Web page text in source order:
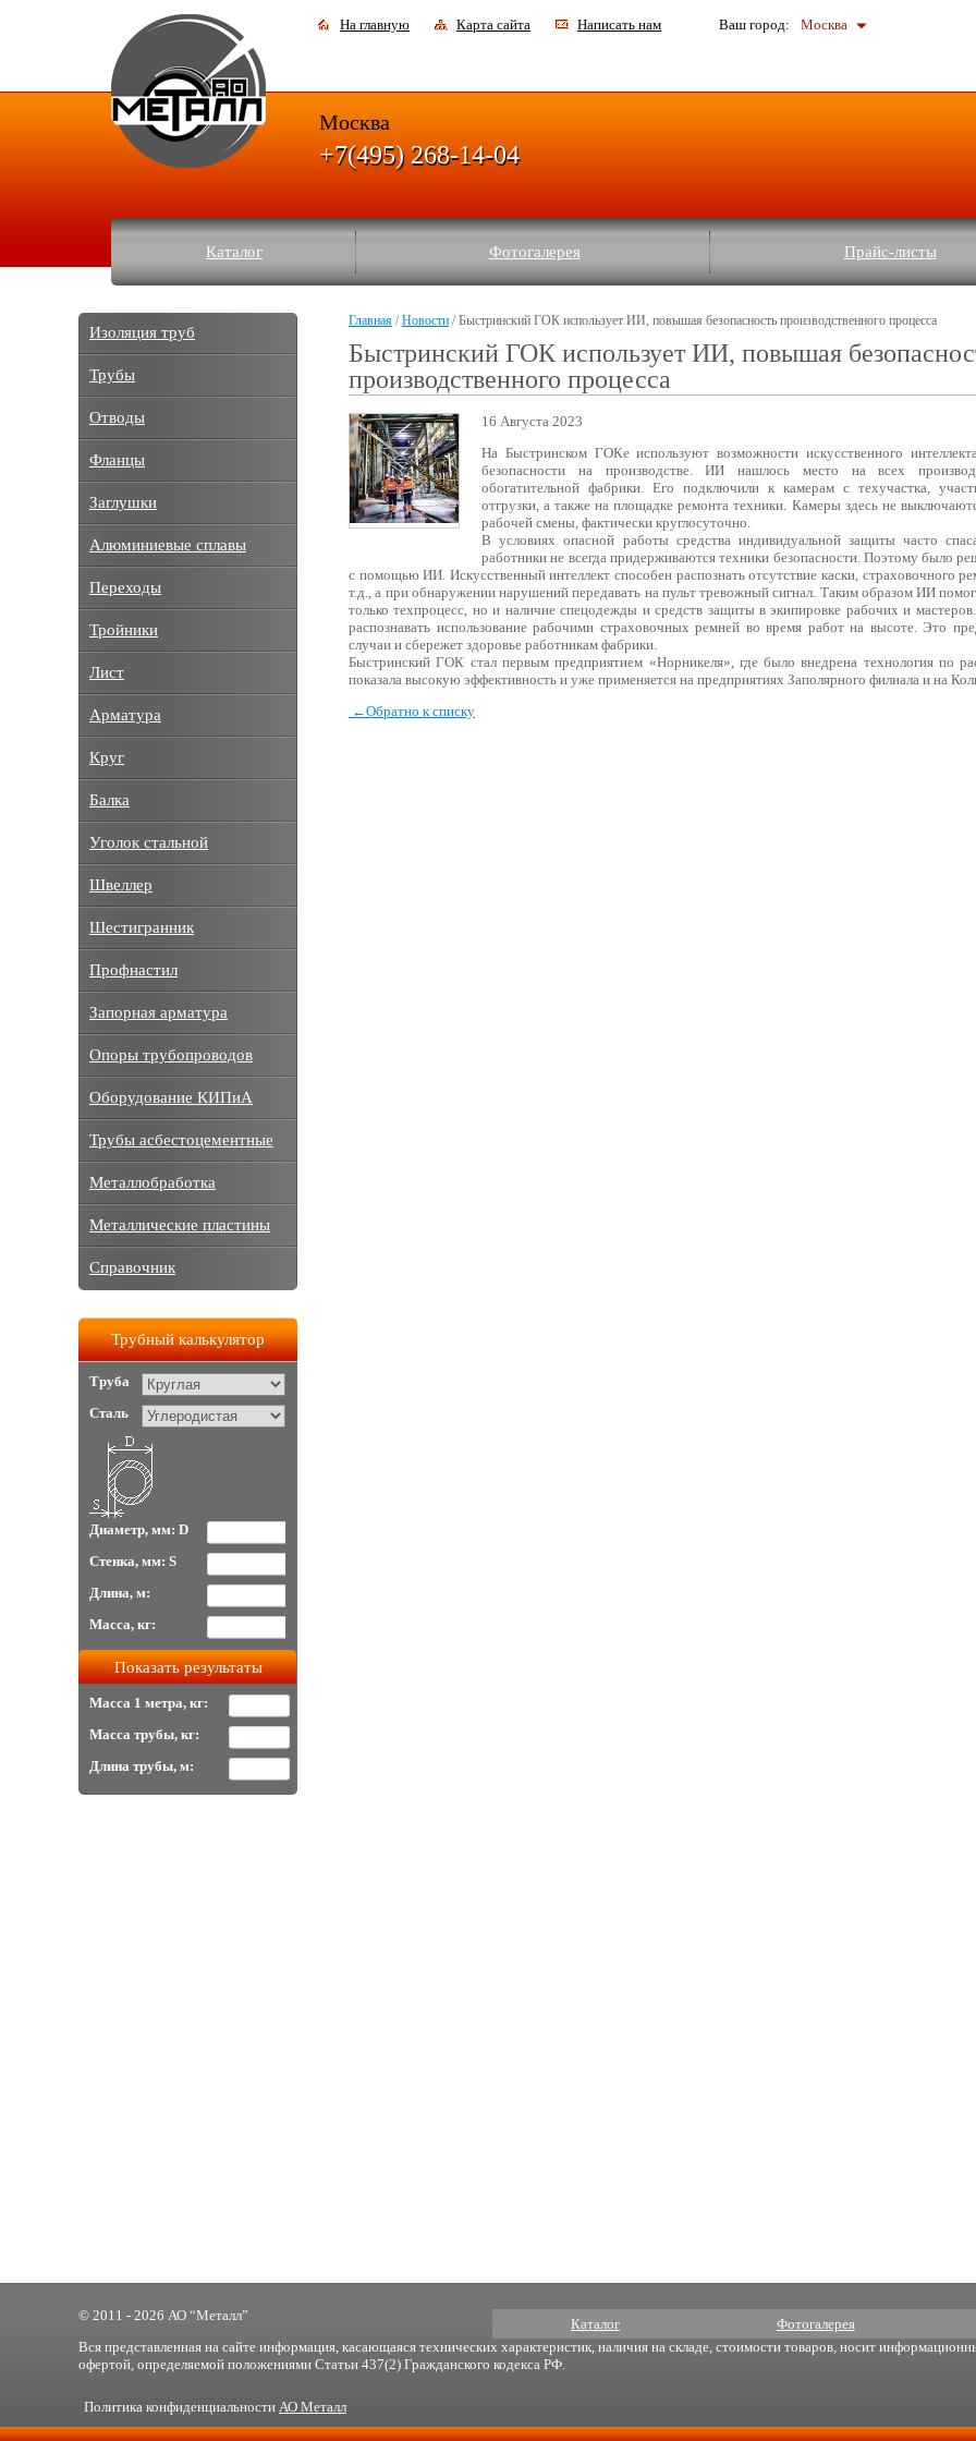
На главную Карта сайта Написать нам Ваш город: Москва
Каталог Фотогалерея Прайс-листы
Москва
+7(495) 268-14-04
Главная /Новости / Быстринский ГОК использует ИИ, повышая безопасность производственного процесса
Быстринский ГОК использует ИИ, повышая
производственного процесса
16 Августа 2023
На Быстринском ГОКе используют возможности искусственного
безопасности на производстве. ИИ нашлось место на всех
обогатительной фабрики. Его подключили к камерам с техучастка,
отгрузки, а также на площадке ремонта техники. Камеры здесь не
рабочей смены, фактически круглосуточно.
В условиях опасной работы средства индивидуальной защиты часто
работники не всегда придерживаются техники безопасности. Поэтому было
с помощью ИИ. Искусственный интеллект способен распознать отсутствие каски, страховочного
т.д., а при обнаружении нарушений передавать на пульт тревожный сигнал. Таким образом ИИ
только техпроцесс, но и наличие спецодежды и средств защиты в экипировке рабочих и
распознавать использование рабочими страховочных ремней во время работ на высоте. Это
случаи и сбережет здоровье работникам фабрики.
Быстринский ГОК стал первым предприятием «Норникеля», где было внедрена технология по
показала высокую эффективность и уже применяется на предприятиях Заполярного филиала и на
←Обратно к списку
Изоляция труб
Трубы
Отводы
Фланцы
Заглушки
Алюминиевые сплавы
Переходы
Тройники
Лист
Арматура
Круг
Балка
Уголок стальной
Швеллер
Шестигранник
Профнастил
Запорная арматура
Опоры трубопроводов
Оборудование КИПиА
Трубы асбестоцементные
Металлобработка
Металлические пластины
Справочник
Трубный калькулятор
Труба
Сталь
Диаметр, мм: D
Стенка, мм: S
Длина, м:
Масса, кг:
Масса 1 метра, кг:
Масса трубы, кг:
Длина трубы, м:
Каталог Фотогалерея
© 2011 - 2026 АО “Металл”
Вся представленная на сайте информация, касающаяся технических характеристик, наличия на складе, стоимости товаров, носит
офертой, определяемой положениями Статьи 437(2) Гражданского кодекса РФ.
Политика конфиденциальности АО Металл